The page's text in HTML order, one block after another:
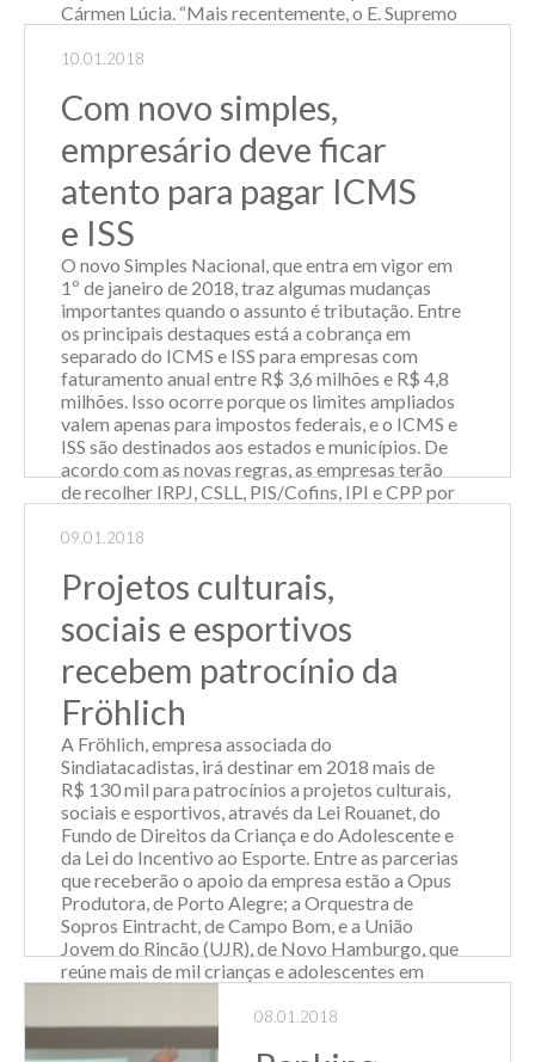
Cármen Lúcia. “Mais recentemente, o E. Supremo
a inconstitucionalidade da inclusão do ICMS na
que o valor arrecadado a título de I...
Leia Mais
10.01.2018
Com novo simples,
empresário deve ficar
atento para pagar ICMS
e ISS
O novo Simples Nacional, que entra em vigor em
1º de janeiro de 2018, traz algumas mudanças
importantes quando o assunto é tributação. Entre
os principais destaques está a cobrança em
separado do ICMS e ISS para empresas com
faturamento anual entre R$ 3,6 milhões e R$ 4,8
milhões. Isso ocorre porque os limites ampliados
valem apenas para impostos federais, e o ICMS e
ISS são destinados aos estados e municípios. De
acordo com as novas regras, as empresas terão
de recolher IRPJ, CSLL, PIS/Cofins, IPI e CPP por
Nacional (DAS) e o ICMS e o ISS por meio de
estaduais e municipais competentes. “Além disso,
será ...
09.01.2018
Projetos culturais,
sociais e esportivos
recebem patrocínio da
Fröhlich
A Fröhlich, empresa associada do
Sindiatacadistas, irá destinar em 2018 mais de
R$ 130 mil para patrocínios a projetos culturais,
sociais e esportivos, através da Lei Rouanet, do
Fundo de Direitos da Criança e do Adolescente e
da Lei do Incentivo ao Esporte. Entre as parcerias
que receberão o apoio da empresa estão a Opus
Produtora, de Porto Alegre; a Orquestra de
Sopros Eintracht, de Campo Bom, e a União
Jovem do Rincão (UJR), de Novo Hamburgo, que
reúne mais de mil crianças e adolescentes em
maior projeto de futsal do Brasil. Em Ivoti, onde a
08.01.2018